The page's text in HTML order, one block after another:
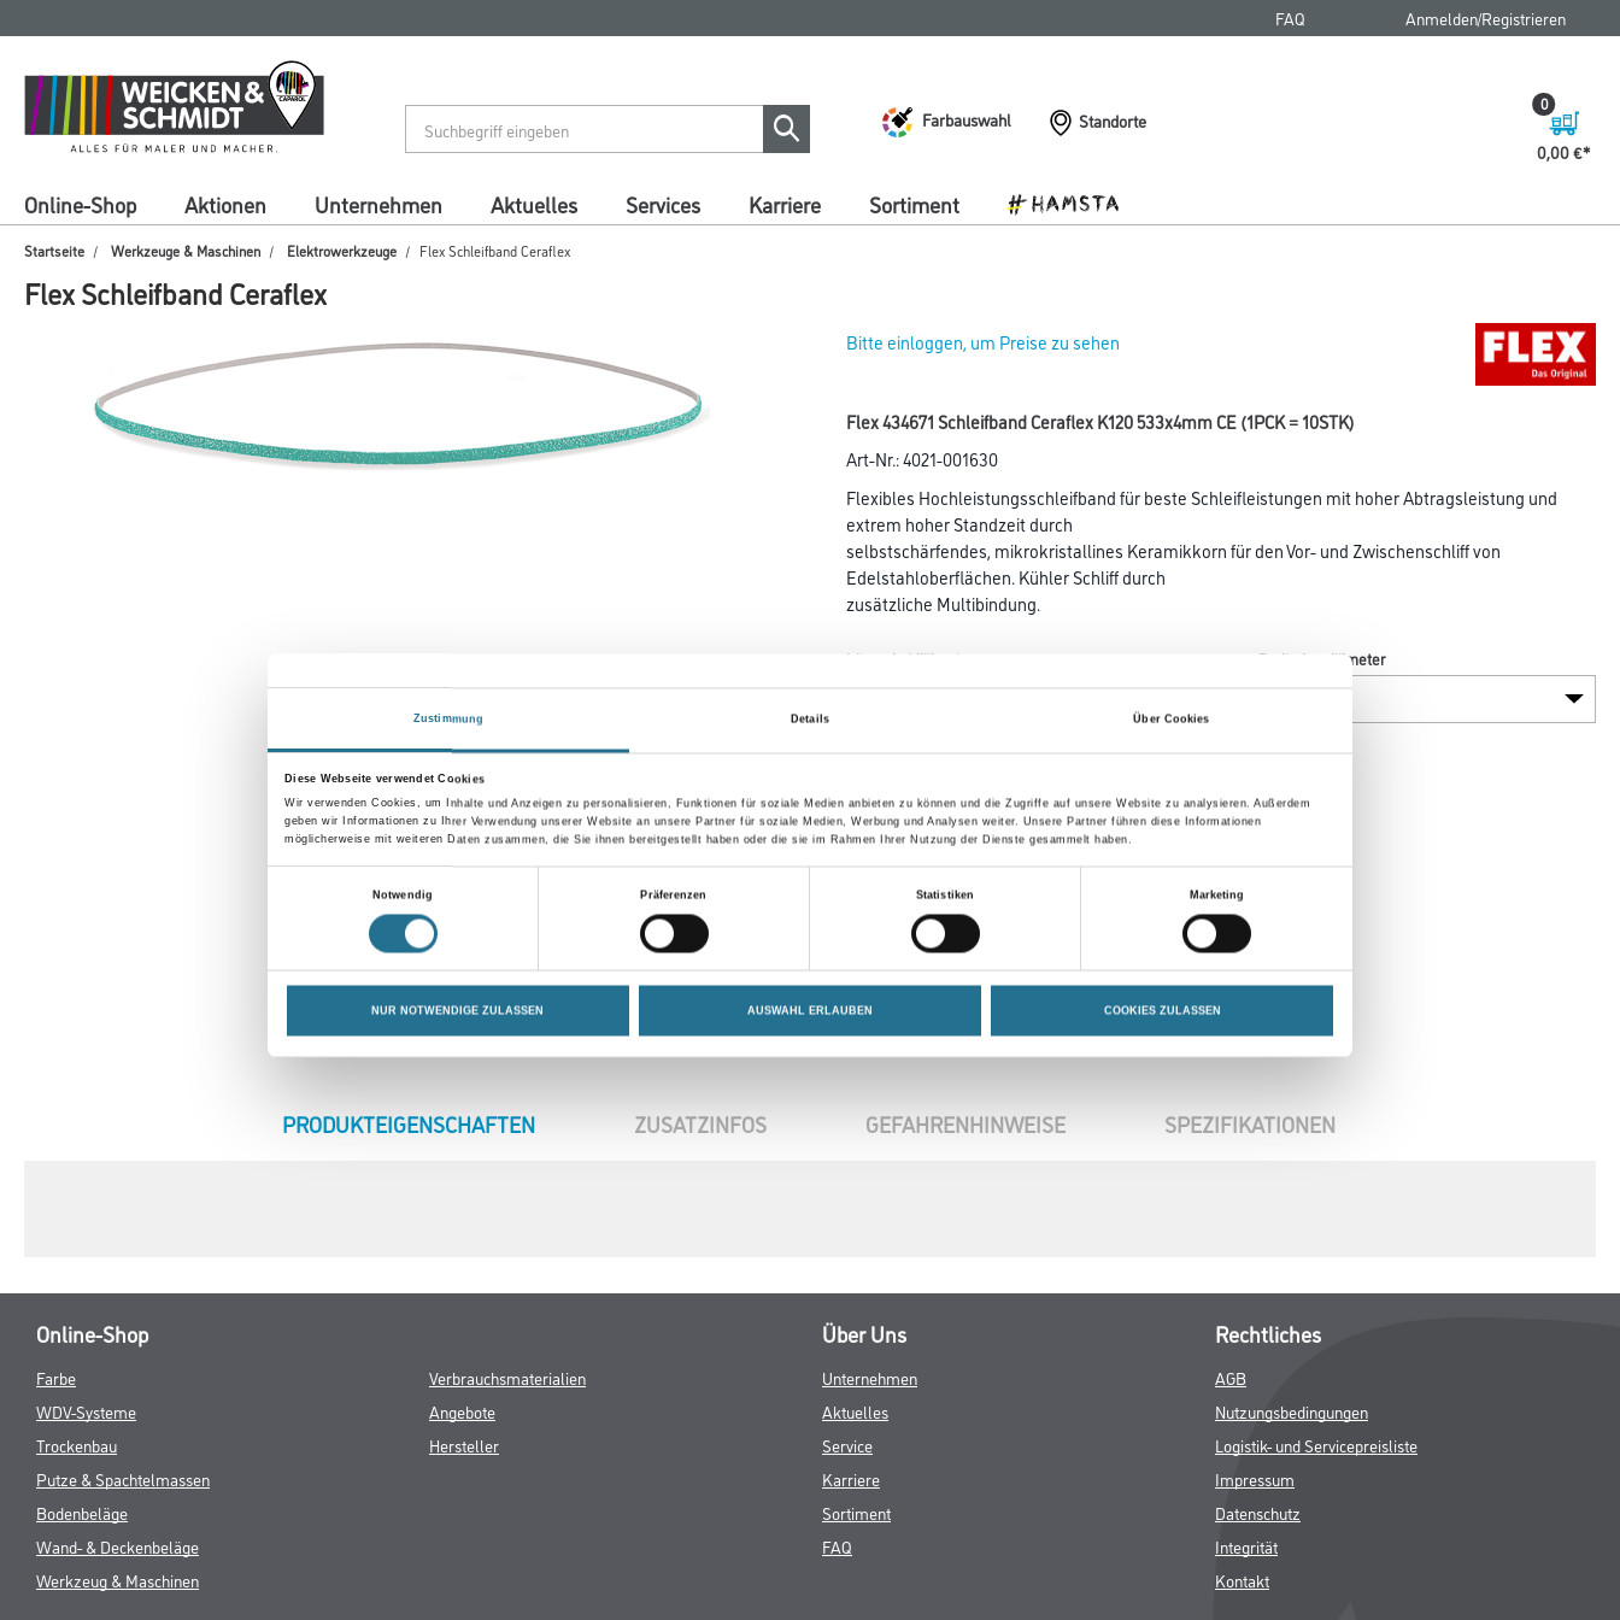
Zustimmung Details Über Cookies
Diese Webseite verwendet Cookies
Wir verwenden Cookies, um Inhalte und Anzeigen zu personalisieren, Funktionen für soziale Medien anbieten zu können und die Zugriffe auf unsere Website zu analysieren. Außerdem
geben wir Informationen zu Ihrer Verwendung unserer Website an unsere Partner für soziale Medien, Werbung und Analysen weiter. Unsere Partner führen diese Informationen
möglicherweise mit weiteren Daten zusammen, die Sie ihnen bereitgestellt haben oder die sie im Rahmen Ihrer Nutzung der Dienste gesammelt haben.
Notwendig
Präferenzen Statistiken Marketing
NUR NOTWENDIGE ZULASSEN AUSWAHL ERLAUBEN COOKIES ZULASSEN
springen
springen
FAQ Anmelden/Registrieren
Farbauswahl
Standorte
0,00 €
0
Online-Shop Aktionen Unternehmen Aktuelles Services Karriere Sortiment
Startseite Werkzeuge & Maschinen Elektrowerkzeuge Flex Schleifband Ceraflex
Flex Schleifband Ceraflex
Bitte einloggen, um Preise zu sehen
Flex 434671 Schleifband Ceraflex K120 533x4mm CE (1PCK = 10STK)
Art-Nr.:4021-001630
Flexibles Hochleistungsschleifband für beste Schleifleistungen mit hoher Abtragsleistung und
extrem hoher Standzeit durch
selbstschärfendes, mikrokristallines Keramikkorn für den Vor- und Zwischenschliff von
Edelstahloberflächen. Kühler Schliff durch
zusätzliche Multibindung.
Länge in Millimeter Breite in millimeter
CURRENT
PRODUKTEIGENSCHAFTEN ZUSATZINFOS GEFAHRENHINWEISE SPEZIFIKATIONEN
Online-Shop
Farbe
WDV-Systeme
Trockenbau
Putze & Spachtelmassen
Bodenbeläge
Wand- & Deckenbeläge
Werkzeug & Maschinen
Verbrauchsmaterialien
Angebote
Hersteller
Über Uns
Unternehmen
Aktuelles
Service
Karriere
Sortiment
FAQ
Rechtliches
AGB
Nutzungsbedingungen
Logistik- und Servicepreisliste
Impressum
Datenschutz
Integrität
Kontakt